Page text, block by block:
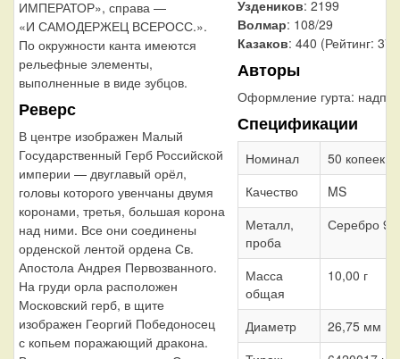
ИМПЕРАТОР», справа —
«И САМОДЕРЖЕЦ ВСЕРОСС.».
По окружности канта имеются
рельефные элементы,
выполненные в виде зубцов.
Реверс
В центре изображен Малый
Государственный Герб Российской
империи — двуглавый орёл,
головы которого увенчаны двумя
коронами, третья, большая корона
над ними. Все они соединены
орденской лентой ордена Св.
Апостола Андрея Первозванного.
На груди орла расположен
Московский герб, в щите
изображен Георгий Победоносец
с копьем поражающий дракона.
Уздеников: 2199
Волмар: 108/29
Казаков: 440 (Рейтинг: 37)
Авторы
Оформление гурта:
Спецификации
Номинал
50 копеек
Качество
MS
Металл,
проба
Серебро
Масса
общая
10,00 г
Диаметр
26,75 мм